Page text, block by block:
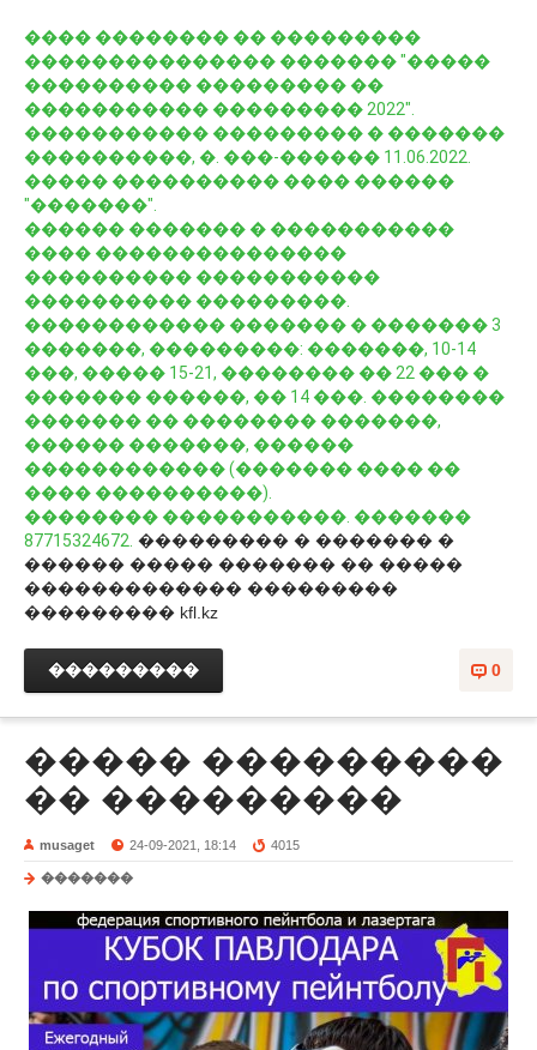
���� �������� �� ���������
��������������� ������� "�����
���������� ��������� ��
����������� ��������� 2022".
����������� ��������� � �������
����������, �. ���-������ 11.06.2022.
����� ���������� ���� ������
"�������".
������ ������� � �����������
���� ���������������
���������� �����������
���������� ���������.
������������ ������� � ������� 3
�������, ���������: �������, 10-14
���, ����� 15-21, �������� �� 22 ��� �
������� ������, �� 14 ���. ��������
������� �� �������� �������,
������ �������, ������
������������ (������� ���� ��
���� ����������).
�������� �����������. �������
87715324672. ��������� � ������� �
������ ����� ������� �� �����
������������� ���������
��������� kfl.kz
0
���������
����� ���������
�� ���������
musaget 24-09-2021, 18:14 4015
�������